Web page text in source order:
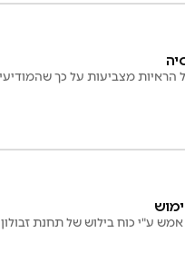
מצביעות על כך
ע"י כוח בילוש של תחנת